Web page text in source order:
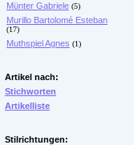
Münter Gabriele (5)
Murillo Bartolomé Esteban
(17)
Muthspiel Agnes (1)
Artikel nach:
Stichworten
Artikelliste
Stilrichtungen: